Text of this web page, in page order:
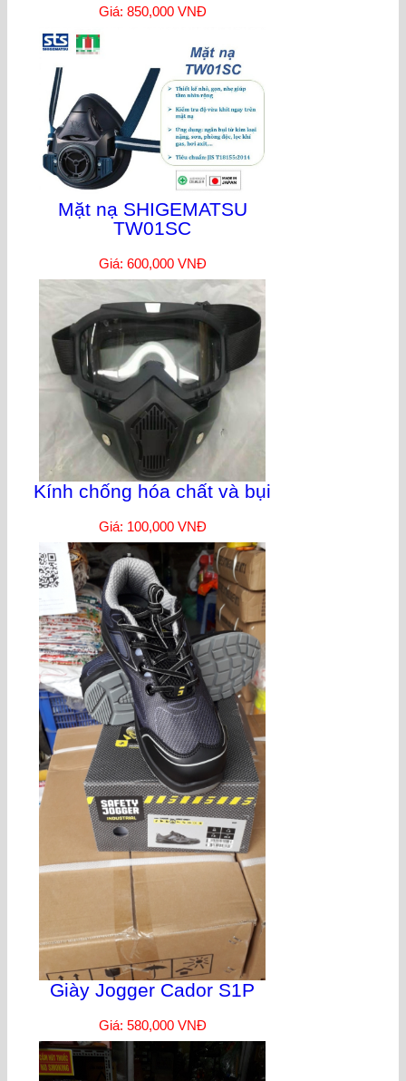
Giá: 850,000 VNĐ
Mặt nạ SHIGEMATSU
TW01SC
Giá: 600,000 VNĐ
Kính chống hóa chất và bụi
Giá: 100,000 VNĐ
Giày Jogger Cador S1P
Giá: 580,000 VNĐ